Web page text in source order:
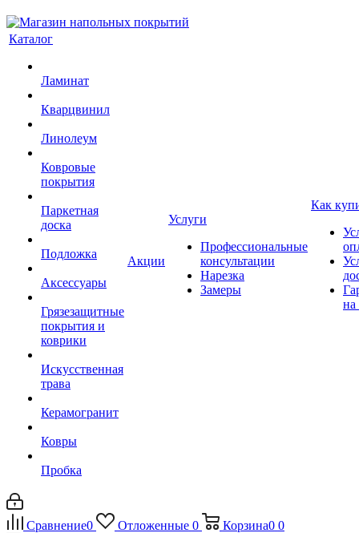
Каталог
Ламинат
Кварцвинил
Линолеум
Ковровые
покрытия
Паркетная
доска
Подложка
Аксессуары
Грязезащитные
покрытия и
коврики
Искусственная
трава
Керамогранит
Ковры
Пробка
Акции
Услуги
Профессиональные
консультации
Нарезка
Замеры
Как
на
Сравнение0 Отложенные 0 Корзина0 0